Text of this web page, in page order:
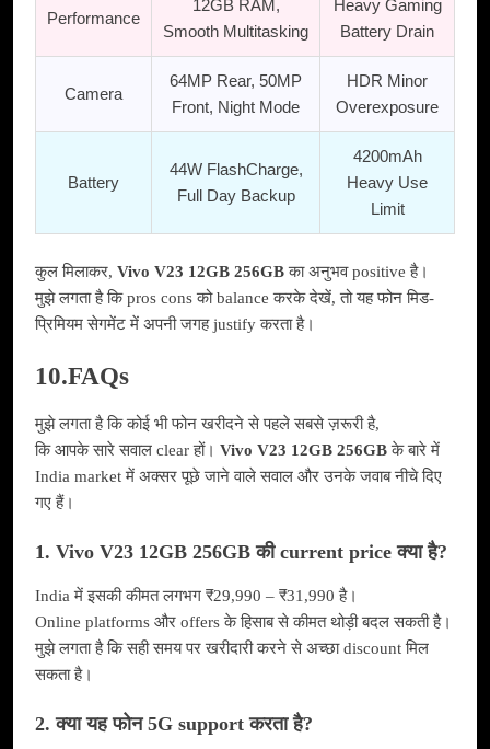
Performance
12GB RAM,
Smooth Multitasking
Heavy Gaming
Battery Drain
Camera
64MP Rear, 50MP
Front, Night Mode
HDR Minor
Overexposure
Battery
44W FlashCharge,
Full Day Backup
4200mAh
Heavy Use
Limit
कुल मिलाकर, Vivo V23 12GB 256GBका अनुभव positive है।
मुझे लगता है कि pros cons को balance करके देखें, तो यह फोन मिड-
प्रिमियम सेगमेंट में अपनी जगह justify करता है।
10.FAQs
मुझे लगता है कि कोई भी फोन खरीदने से पहले सबसे ज़रूरी है,
कि आपके सारे सवाल clear हों। Vivo V23 12GB 256GBके बारे में
India market में अक्सर पूछे जाने वाले सवाल और उनके जवाब नीचे दिए
गए हैं।
1. Vivo V23 12GB 256GB की current price क्या है?
India में इसकी कीमत लगभग ₹29,990 – ₹31,990 है।
Online platforms और offers के हिसाब से कीमत थोड़ी बदल सकती है।
मुझे लगता है कि सही समय पर खरीदारी करने से अच्छा discount मिल
सकता है।
2. क्या यह फोन 5G support करता है?